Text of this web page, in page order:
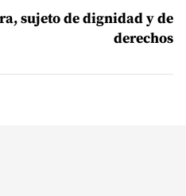
sujeto de dignidad y de
derechos